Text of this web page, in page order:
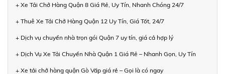
+ Xe Tải Chở Hàng Quận 8 Giá Rẻ, Uy Tín, Nhanh Chóng 24/7
+ Thuê Xe Tải Chở Hàng Quận 12 Uy Tín, Giá Tốt, 24/7
+ Dịch vụ chuyển nhà trọn gói Quận 7 uy tín, giá cả hợp lý
+ Dịch Vụ Xe Tải Chuyển Nhà Quận 1 Giá Rẻ – Nhanh Gọn, Uy Tín
+ Xe tải chở hàng quận Gò Vấp giá rẻ – Gọi là có ngay